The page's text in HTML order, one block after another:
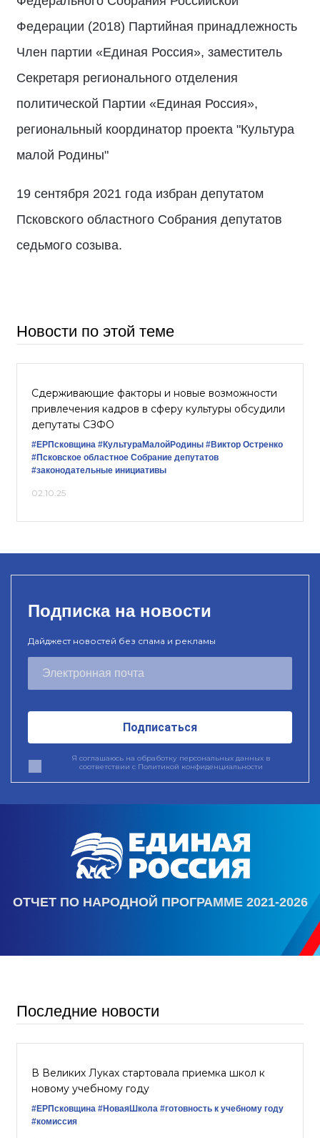
Федерации (2018) Партийная принадлежность
Член партии «Единая Россия», заместитель
Секретаря регионального отделения
политической Партии «Единая Россия»,
региональный координатор проекта "Культура
малой Родины"
19 сентября 2021 года избран депутатом
Псковского областного Собрания депутатов
седьмого созыва.
Новости по этой теме
Сдерживающие факторы и новые возможности
привлечения кадров в сферу культуры обсудили
депутаты СЗФО
#ЕРПсковщина #КультураМалойРодины #Виктор Остренко
#Псковское областное Собрание депутатов
#законодательные инициативы
02.10.25
Подписка на новости
Дайджест новостей без спама и рекламы
Подписаться
Я соглашаюсь на обработку персональных данных в
соответствии с Политикой конфиденциальности
ОТЧЕТ ПО НАРОДНОЙ ПРОГРАММЕ 2021-2026
Последние новости
В Великих Луках стартовала приемка школ к
новому учебному году
#ЕРПсковщина #НоваяШкола #готовность к учебному году
#комиссия